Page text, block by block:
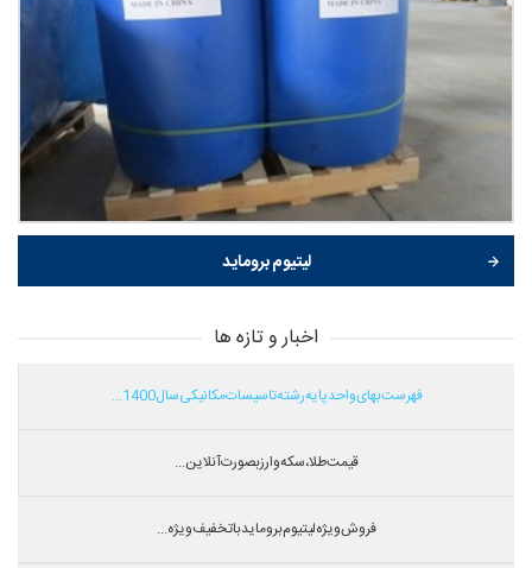
لیتیوم بروماید
اخبار و تازه ها
فهرست بهای واحد پایه رشته تاسیسات مکانیکی سال 1400...
قیمت طلا،سکه و ارز بصورت آنلاین...
فروش ویژه لیتیوم بروماید با تخفیف ویژه...